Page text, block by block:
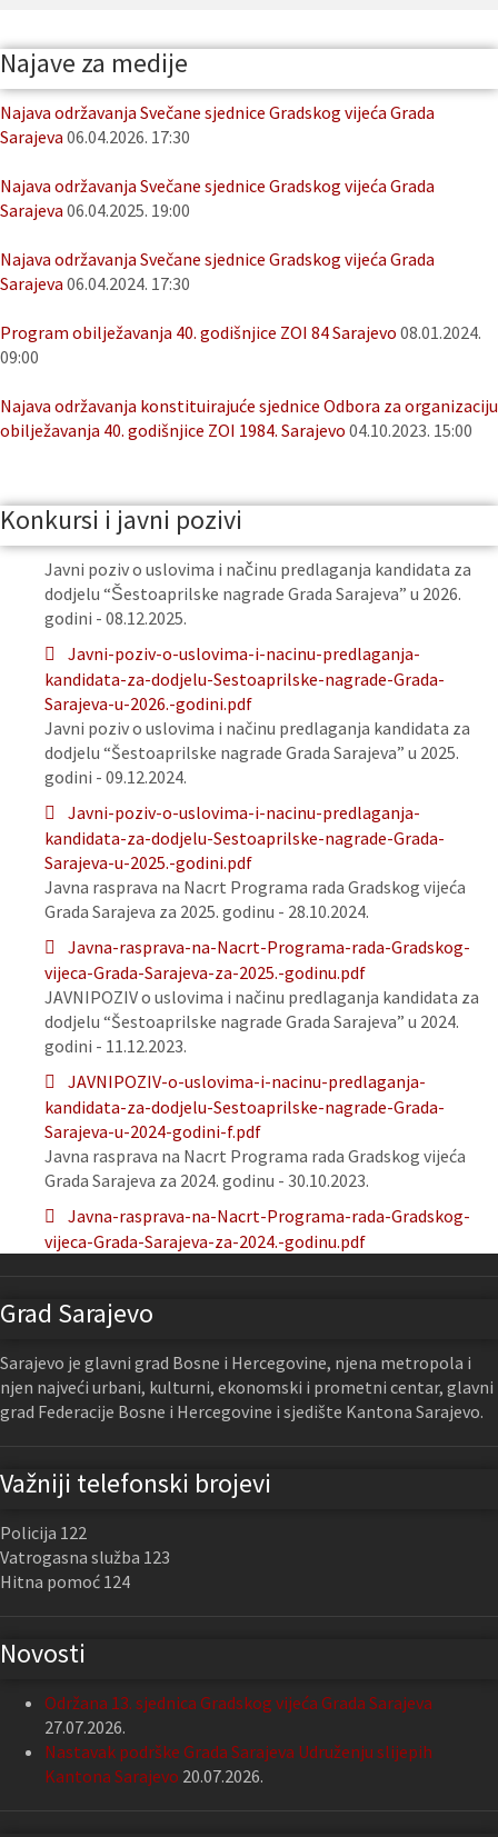
Najave za medije
Najava održavanja Svečane sjednice Gradskog vijeća Grada
Sarajeva 06.04.2026. 17:30
Najava održavanja Svečane sjednice Gradskog vijeća Grada
Sarajeva 06.04.2025. 19:00
Najava održavanja Svečane sjednice Gradskog vijeća Grada
Sarajeva 06.04.2024. 17:30
Program obilježavanja 40. godišnjice ZOI 84 Sarajevo 08.01.2024.
09:00
Najava održavanja konstituirajuće sjednice Odbora za organizaciju
obilježavanja 40. godišnjice ZOI 1984. Sarajevo 04.10.2023. 15:00
Konkursi i javni pozivi
Javni poziv o uslovima i načinu predlaganja kandidata za
dodjelu “Šestoaprilske nagrade Grada Sarajeva” u 2026.
godini - 08.12.2025.
Javni-poziv-o-uslovima-i-nacinu-predlaganja-
kandidata-za-dodjelu-Sestoaprilske-nagrade-Grada-
Sarajeva-u-2026.-godini.pdf
Javni poziv o uslovima i načinu predlaganja kandidata za
dodjelu “Šestoaprilske nagrade Grada Sarajeva” u 2025.
godini - 09.12.2024.
Javni-poziv-o-uslovima-i-nacinu-predlaganja-
kandidata-za-dodjelu-Sestoaprilske-nagrade-Grada-
Sarajeva-u-2025.-godini.pdf
Javna rasprava na Nacrt Programa rada Gradskog vijeća
Grada Sarajeva za 2025. godinu - 28.10.2024.
Javna-rasprava-na-Nacrt-Programa-rada-Gradskog-
vijeca-Grada-Sarajeva-za-2025.-godinu.pdf
JAVNIPOZIV o uslovima i načinu predlaganja kandidata za
dodjelu “Šestoaprilske nagrade Grada Sarajeva” u 2024.
godini - 11.12.2023.
JAVNIPOZIV-o-uslovima-i-nacinu-predlaganja-
kandidata-za-dodjelu-Sestoaprilske-nagrade-Grada-
Sarajeva-u-2024-godini-f.pdf
Javna rasprava na Nacrt Programa rada Gradskog vijeća
Grada Sarajeva za 2024. godinu - 30.10.2023.
Javna-rasprava-na-Nacrt-Programa-rada-Gradskog-
vijeca-Grada-Sarajeva-za-2024.-godinu.pdf
Grad Sarajevo
Sarajevo je glavni grad Bosne i Hercegovine, njena metropola i
njen najveći urbani, kulturni, ekonomski i prometni centar, glavni
grad Federacije Bosne i Hercegovine i sjedište Kantona Sarajevo.
Važniji telefonski brojevi
Policija 122
Vatrogasna služba 123
Hitna pomoć 124
Novosti
Održana 13. sjednica Gradskog vijeća Grada Sarajeva
27.07.2026.
Nastavak podrške Grada Sarajeva Udruženju slijepih
Kantona Sarajevo 20.07.2026.